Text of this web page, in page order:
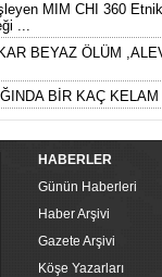
MIM CHI 360
...
BEYAZ ÖLÜM
BİR KAÇ
HABERLER
Günün Haberleri
Haber Arşivi
Gazete Arşivi
Köşe Yazarları